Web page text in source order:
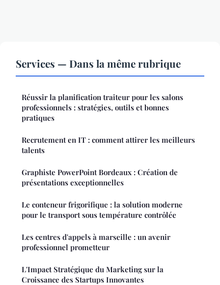
Services — Dans la même rubrique
Réussir la planification traiteur pour les salons
professionnels : stratégies, outils et bonnes
pratiques
Recrutement en IT : comment attirer les meilleurs
talents
Graphiste PowerPoint Bordeaux : Création de
présentations exceptionnelles
Le conteneur frigorifique : la solution moderne
pour le transport sous température contrôlée
Les centres d'appels à marseille : un avenir
professionnel prometteur
L'Impact Stratégique du Marketing sur la
Croissance des Startups Innovantes